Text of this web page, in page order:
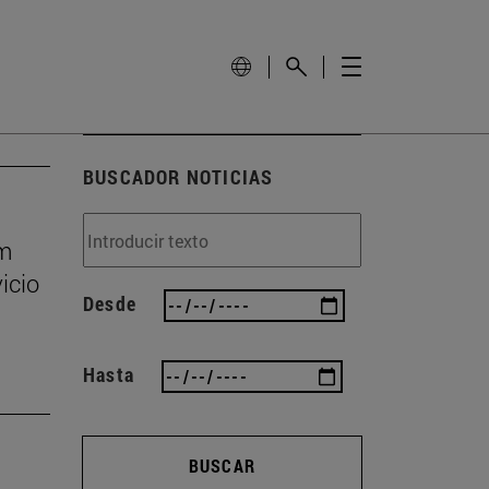
BUSCADOR NOTICIAS
Desde
Hasta
BUSCAR